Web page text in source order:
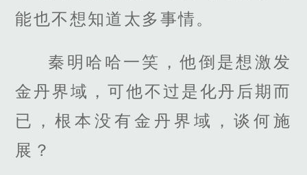
能也不想知道太多事情。
秦明哈哈一笑，他倒是想激发
金丹界域，可他不过是化丹后期而
已，根本没有金丹界域，谈何施
展？